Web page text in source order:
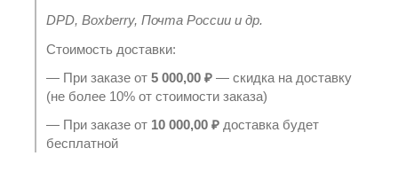
DPD, Boxberry, Почта России и др.
Стоимость доставки:
— При заказе от 5 000,00 ₽ — скидка на доставку
(не более 10% от стоимости заказа)
— При заказе от 10 000,00 ₽ доставка будет
бесплатной